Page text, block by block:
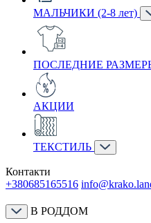
МАЛЬЧИКИ (2-8 лет)
ПОСЛЕДНИЕ
АКЦИИ
ТЕКСТИЛЬ
Контакти
+380685165516
В РОДДОМ